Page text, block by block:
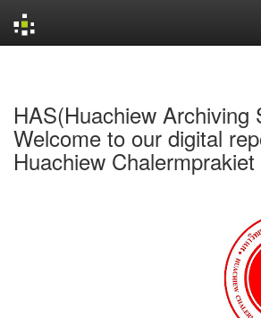
HAS(Huachiew Archiving
Welcome to our digital
Huachiew